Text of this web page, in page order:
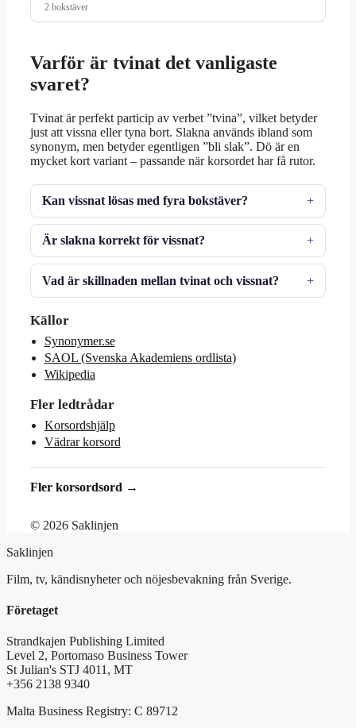
2 bokstäver
Varför är tvinat det vanligaste
svaret?
Tvinat är perfekt particip av verbet ”tvina”, vilket betyder
just att vissna eller tyna bort. Slakna används ibland som
synonym, men betyder egentligen ”bli slak”. Dö är en
mycket kort variant – passande när korsordet har få rutor.
Kan vissnat lösas med fyra bokstäver?
Är slakna korrekt för vissnat?
Vad är skillnaden mellan tvinat och vissnat?
Källor
Synonymer.se
SAOL (Svenska Akademiens ordlista)
Wikipedia
Fler ledtrådar
Korsordshjälp
Vädrar korsord
Fler korsordsord →
© 2026 Saklinjen
Saklinjen
Film, tv, kändisnyheter och nöjesbevakning från Sverige.
Företaget
Strandkajen Publishing Limited
Level 2, Portomaso Business Tower
St Julian's STJ 4011, MT
+356 2138 9340
Malta Business Registry: C 89712